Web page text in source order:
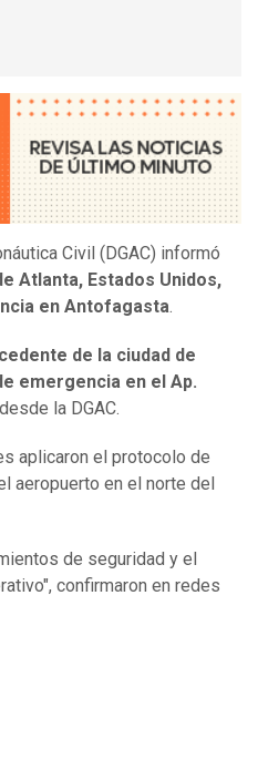
Civil (DGAC) informó
Atlanta, Estados Unidos,
en Antofagasta.
de la ciudad de
emergencia en el Ap.
la DGAC.
aplicaron el protocolo de
aeropuerto en el norte del
de seguridad y el
confirmaron en redes